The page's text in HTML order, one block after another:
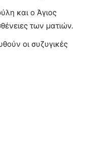
και ο Άγιος
των ματιών.
οι συζυγικές